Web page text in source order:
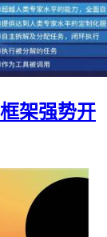
架强势开